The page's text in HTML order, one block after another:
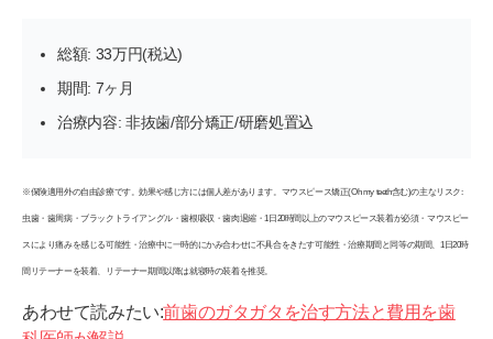
総額: 33万円(税込)
期間: 7ヶ月
治療内容: 非抜歯/部分矯正/研磨処置込
※保険適用外の自由診療です。効果や感じ方には個人差があります。マウスピース矯正(Oh my teeth含む)の主なリスク:
虫歯・歯周病・ブラックトライアングル・歯根吸収・歯肉退縮・1日20時間以上のマウスピース装着が必須・マウスピー
スにより痛みを感じる可能性・治療中に一時的にかみ合わせに不具合をきたす可能性・治療期間と同等の期間、1日20時
間リテーナーを装着、リテーナー期間以降は就寝時の装着を推奨。
あわせて読みたい:前歯のガタガタを治す方法と費用を歯